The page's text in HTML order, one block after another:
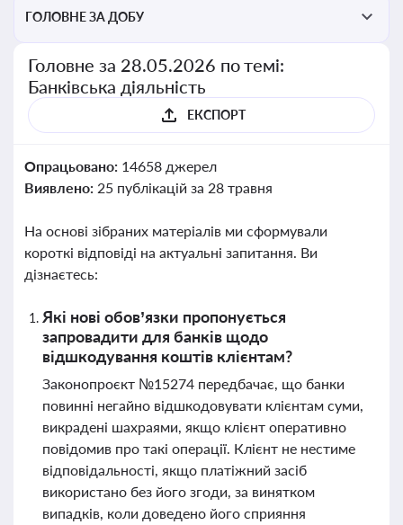
ГОЛОВНЕ ЗА ДОБУ
Головне за 28.05.2026 по темі:
Банківська діяльність
ЕКСПОРТ
Опрацьовано: 14658 джерел
Виявлено: 25 публікацій за 28 травня
На основі зібраних матеріалів ми сформували
короткі відповіді на актуальні запитання. Ви
дізнаєтесь:
Які нові обов’язки пропонується
запровадити для банків щодо
відшкодування коштів клієнтам?
Законопроєкт №15274 передбачає, що банки
повинні негайно відшкодовувати клієнтам суми,
викрадені шахраями, якщо клієнт оперативно
повідомив про такі операції. Клієнт не нестиме
відповідальності, якщо платіжний засіб
використано без його згоди, за винятком
випадків, коли доведено його сприяння